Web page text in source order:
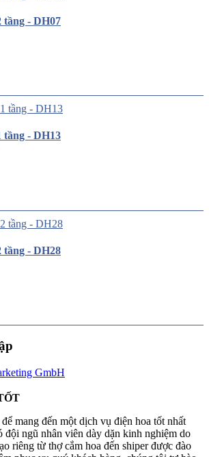
- DH07
- DH13
- DH28
GmbH
mang đến một dịch vụ điện hoa tốt nhất
đội ngũ nhân viên dày dặn kinh nghiệm do
riêng từ thợ cắm hoa đến shiper được đào